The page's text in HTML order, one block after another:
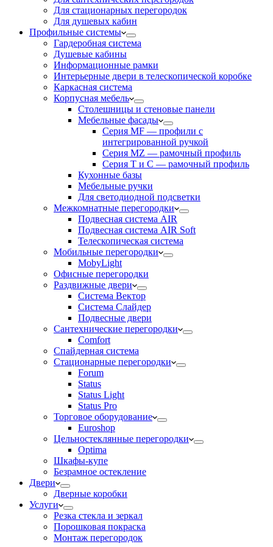
Для стационарных перегородок
Для душевых кабин
Профильные системы
Гардеробная система
Душевые кабины
Информационные рамки
Интерьерные двери в телескопической коробке
Каркасная система
Корпусная мебель
Столешницы и стеновые панели
Мебельные фасады
Серия MF — профили с
интегрированной ручкой
Серия MZ — рамочный профиль
Серия T и C — рамочный профиль
Кухонные базы
Мебельные ручки
Для светодиодной подсветки
Межкомнатные перегородки
Подвесная система AIR
Подвесная система AIR Soft
Телескопическая система
Мобильные перегородки
MobyLight
Офисные перегородки
Раздвижные двери
Система Вектор
Система Слайдер
Подвесные двери
Сантехнические перегородки
Comfort
Спайдерная система
Стационарные перегородки
Forum
Status
Status Light
Status Pro
Торговое оборудование
Euroshop
Цельностеклянные перегородки
Optima
Шкафы-купе
Безрамное остекление
Двери
Дверные коробки
Услуги
Резка стекла и зеркал
Порошковая покраска
Монтаж перегородок